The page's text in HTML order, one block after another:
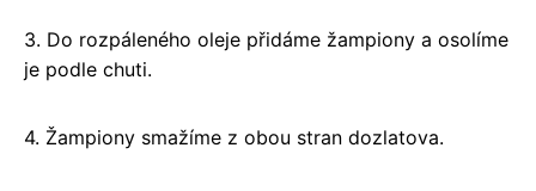
3. Do rozpáleného oleje přidáme žampiony a osolíme
je podle chuti.
4. Žampiony smažíme z obou stran dozlatova.